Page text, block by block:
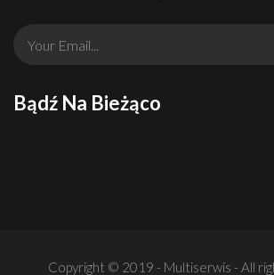
Bądź Na Bieżąco
Copyright © 2019 - Multiserwis - All